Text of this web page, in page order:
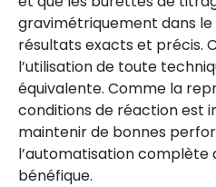
gravimétriquement dans le
résultats exacts et précis.
l’utilisation de toute
équivalente. Comme la
conditions de réaction est
maintenir de bonnes
l’automatisation complète
bénéfique.